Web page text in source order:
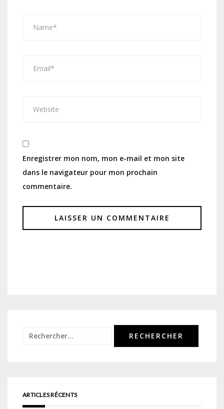
Enregistrer mon nom, mon e-mail et mon site
dans le navigateur pour mon prochain
commentaire.
Rechercher :
ARTICLES RÉCENTS